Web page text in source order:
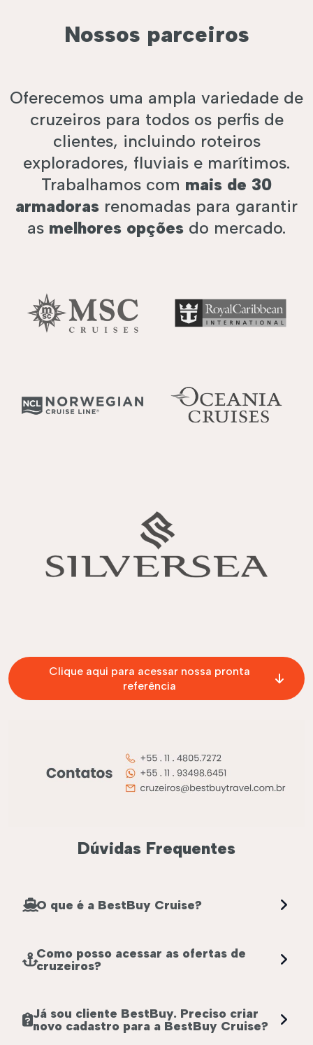
Nossos parceiros
Oferecemos uma ampla variedade de
cruzeiros para todos os perfis de
clientes, incluindo roteiros
exploradores, fluviais e marítimos.
Trabalhamos com mais de 30
armadoras renomadas para garantir
as melhores opções do mercado.
Clique aqui para acessar nossa pronta
referência
Dúvidas Frequentes
O que é a BestBuy Cruise?
Como posso acessar as ofertas de
cruzeiros?
Já sou cliente BestBuy. Preciso criar
novo cadastro para a BestBuy Cruise?